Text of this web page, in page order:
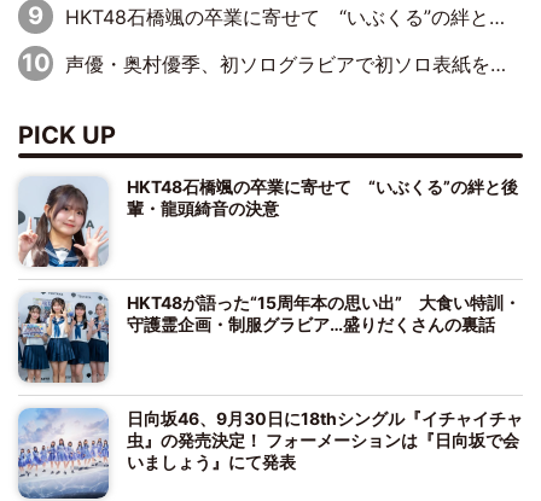
HKT48石橋颯の卒業に寄せて “いぶくる”の絆と後輩・龍頭綺音の決意
声優・奥村優季、初ソログラビアで初ソロ表紙を飾る！ 初めて見せる表情や、声優を志したきっかけなどを語った必読のインタビューを掲載
PICK UP
HKT48石橋颯の卒業に寄せて “いぶくる”の絆と後
輩・龍頭綺音の決意
HKT48が語った“15周年本の思い出” 大食い特訓・
守護霊企画・制服グラビア…盛りだくさんの裏話
日向坂46、9月30日に18thシングル『イチャイチャ
虫』の発売決定！ フォーメーションは『日向坂で会
いましょう』にて発表